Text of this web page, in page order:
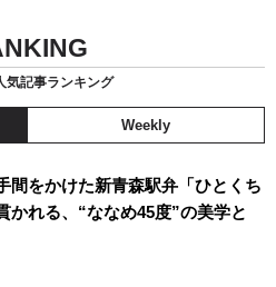
気記事ランキング
Weekly
間をかけた新青森駅弁「ひとくち
かれる、“ななめ45度”の美学と